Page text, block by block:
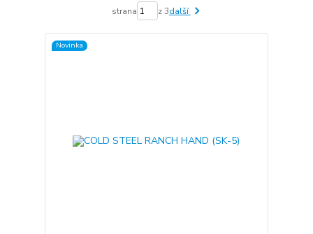
strana z 3další
Novinka